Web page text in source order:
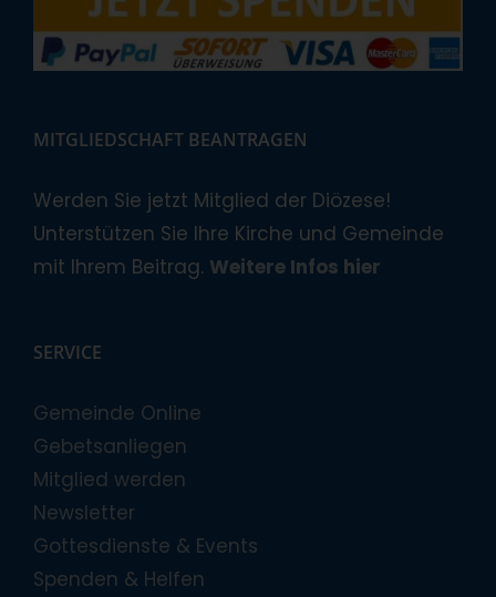
MITGLIEDSCHAFT BEANTRAGEN
Werden Sie jetzt Mitglied der Diözese!
Unterstützen Sie Ihre Kirche und Gemeinde
mit Ihrem Beitrag. Weitere Infos hier
SERVICE
Gemeinde Online
Gebetsanliegen
Mitglied werden
Newsletter
Gottesdienste & Events
Spenden & Helfen